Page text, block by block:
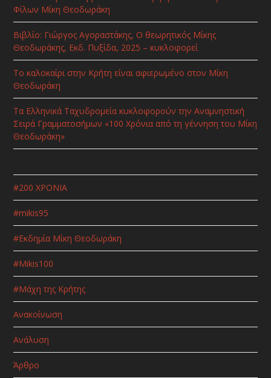
Φίλων Μίκη Θεοδωράκη
Βιβλίο: Γιώργος Αγοραστάκης, Ο θεωρητικός Μίκης
Θεοδωράκης, Εκδ. Πυξίδα, 2025 – κυκλοφορεί
Το καλοκαίρι στην Κρήτη είναι αφιερωμένο στον Μίκη
Θεοδωράκη
Τα Ελληνικά Ταχυδρομεία κυκλοφορούν την Αναμνηστική
Σειρά Γραμματοσήμων «100 Χρόνια από τη γέννηση του Μίκη
Θεοδωράκη»
#200 ΧΡΟΝΙΑ
#mikis95
#Εκδημία Μίκη Θεοδωράκη
#Μikis100
#Μάχη της Κρήτης
Ανακοίνωση
Ανάλυση
Άρθρο